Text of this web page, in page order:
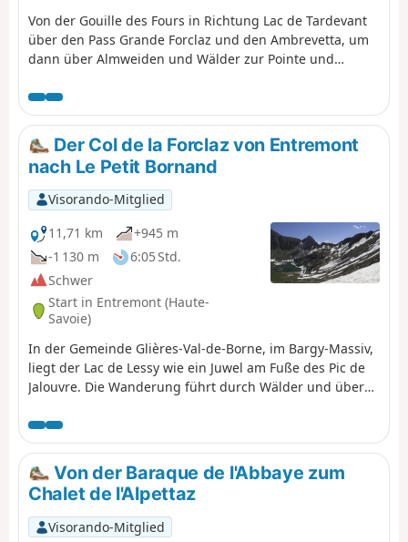
Von der Gouille des Fours in Richtung Lac de Tardevant
über den Pass Grande Forclaz und den Ambrevetta, um
dann über Almweiden und Wälder zur Pointe und
Der Col de la Forclaz von Entremont
nach Le Petit Bornand
Visorando-Mitglied
11,71 km
+945 m
-1 130 m
6:05 Std.
Schwer
Start in Entremont (Haute-
Savoie)
In der Gemeinde Glières-Val-de-Borne, im Bargy-Massiv,
liegt der Lac de Lessy wie ein Juwel am Fuße des Pic de
Jalouvre. Die Wanderung führt durch Wälder und über
Der Start in La Joux und die Rückkehr über die Montagne
de Paradis und Cocogne machen die Besonderheit
dieser Wanderung aus. Man kommt am über 200 Jahre
alten Weiler Les Chalets de Mayse vorbei. Das Chalet de
Lessy liegt am Seeufer hinter dem Col de la Forclaz.
Von der Baraque de l'Abbaye zum
Chalet de l'Alpettaz
Visorando-Mitglied